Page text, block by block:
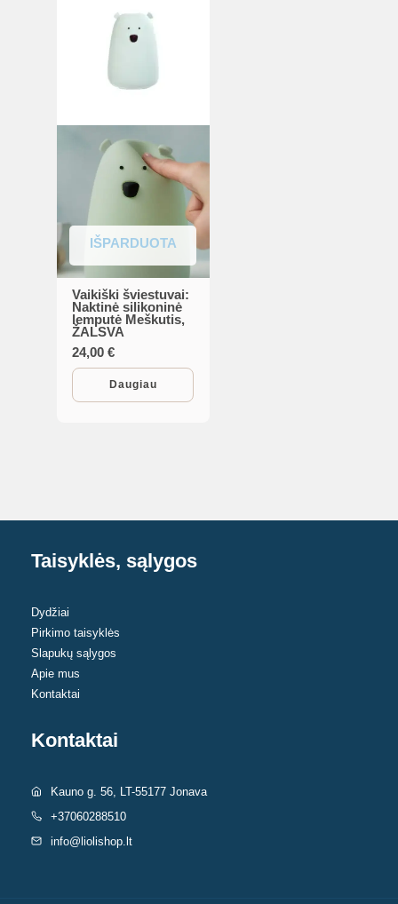
IŠPARDUOTA
Vaikiški šviestuvai:
Naktinė silikoninė
lemputė Meškutis,
ŽALSVA
24,00€
Daugiau
Taisyklės, sąlygos
Dydžiai
Pirkimo taisyklės
Slapukų sąlygos
Apie mus
Kontaktai
Kontaktai
Kauno g. 56, LT-55177 Jonava
+37060288510
info@liolishop.lt